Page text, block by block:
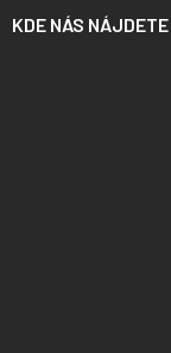
KDE NÁS NÁJDETE